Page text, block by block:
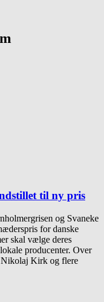
til ny pris
og Svaneke
for danske
skal vælge deres
producenter. Over
Nikolaj Kirk og flere